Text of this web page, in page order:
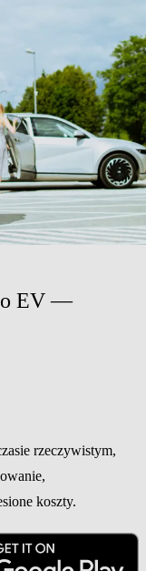
EV —
rzeczywistym,
koszty.